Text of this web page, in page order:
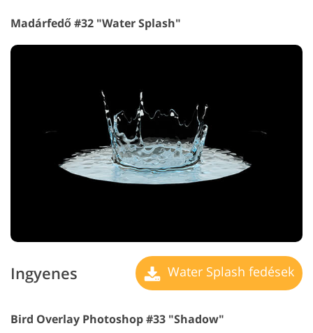
Madárfedő #32 "Water Splash"
Ingyenes Water Splash fedések
Bird Overlay Photoshop #33 "Shadow"